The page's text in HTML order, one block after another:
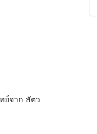
ย์จาก สัตว